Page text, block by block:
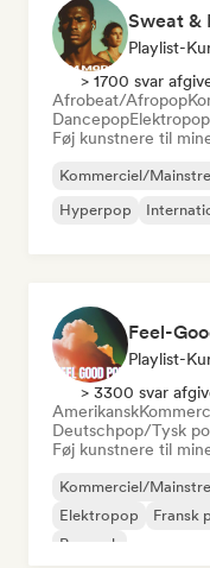
Sweat &
Playlist-
> 1700 svar
Afrobeat/Afropop
DancepopElektropop
Føj kunstnere til
Kommerciel/
Hyperpop
Feel-
Playlist-
> 3300 svar
Amerikansk
Deutschpop/Tysk
Føj kunstnere til
Kommerciel/
Elektropop
Fransk
Poprock